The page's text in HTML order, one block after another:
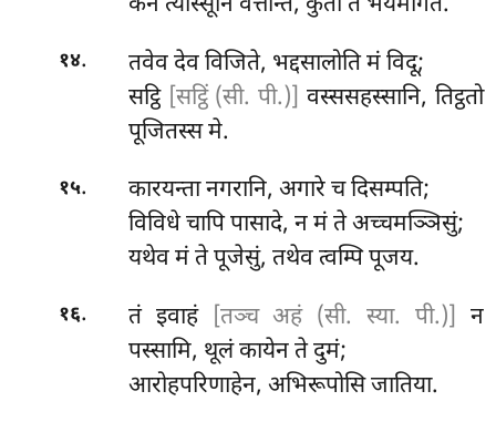
१४.
तवेव देव विजिते, भद्दसालोति मं विदू;
सट्ठि [सट्ठिं (सी. पी.)] वस्ससहस्सानि, तिट्ठतो
पूजितस्स मे.
१५. कारयन्तानगरानि, अगारे च दिसम्पति;
विविधे चापि पासादे, न मं ते अच्चमञ्ञिसुं;
यथेव मं ते पूजेसुं, तथेव त्वम्पि पूजय.
१६. तं इवाहं [तञ्च अहं (सी. स्या. पी.)] न
पस्सामि, थूलं कायेन ते दुमं;
आरोहपरिणाहेन, अभिरूपोसि जातिया.